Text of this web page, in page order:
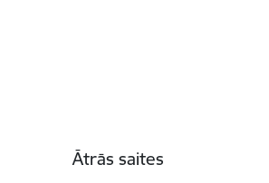
Ātrās saites